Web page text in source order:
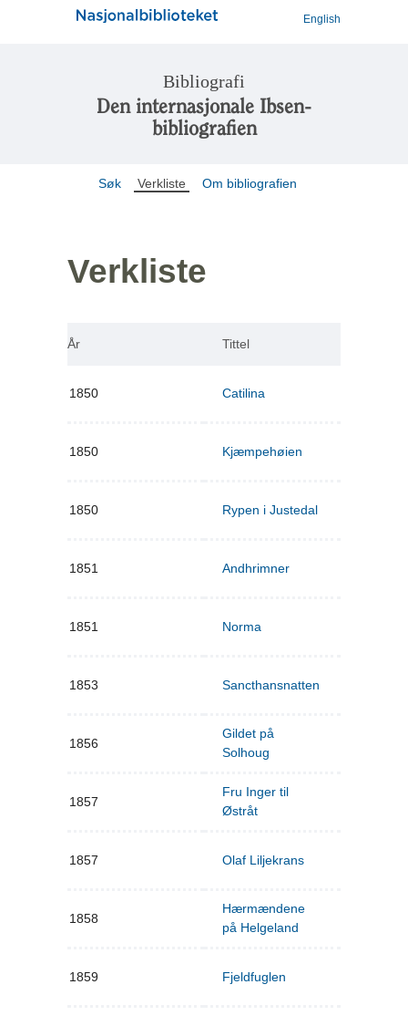
English
Bibliografi
Den internasjonale Ibsen-
bibliografien
Søk Verkliste Om bibliografien
Verkliste
År Tittel
1850 Catilina
1850 Kjæmpehøien
1850 Rypen i Justedal
1851 Andhrimner
1851 Norma
1853 Sancthansnatten
1856
Gildet på
Solhoug
1857
Fru Inger til
Østråt
1857 Olaf Liljekrans
1858
Hærmændene
på Helgeland
1859 Fjeldfuglen